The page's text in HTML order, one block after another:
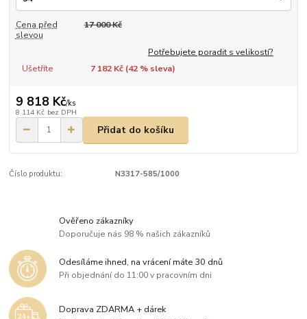
Cena před
slevou
17 000 Kč
Potřebujete poradit s velikostí?
Ušetříte
7 182 Kč (42% sleva)
9 818 Kč/ks
8 114 Kč bez DPH
Přidat do košíku
Číslo produktu: N3317-585/1000
Ověřeno zákazníky
Doporučuje nás 98 % našich zákazníků
Odesíláme ihned, na vrácení máte 30 dnů
Při objednání do 11:00 v pracovním dni
Doprava ZDARMA + dárek